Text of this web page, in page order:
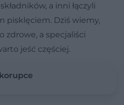
a inni łączyli
pisklęciem. Dziś wiemy,
zdrowe, a specjaliści
jeść częściej.